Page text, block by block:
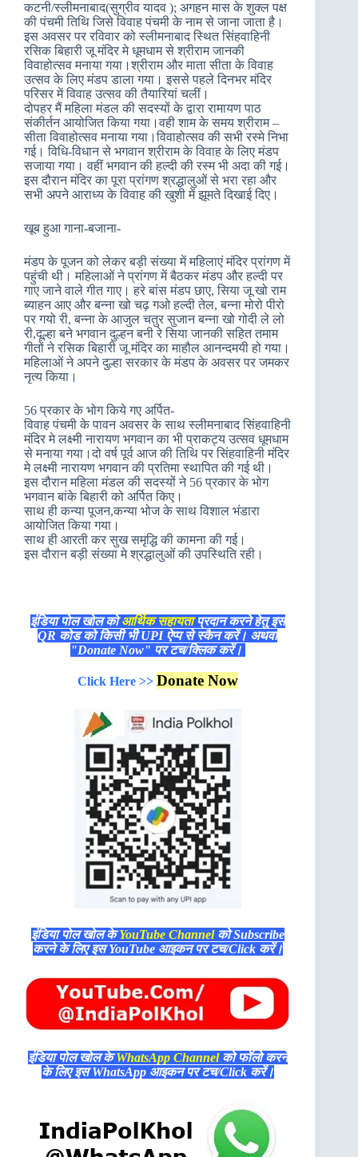
कटनी/स्लीमनाबाद(सुग्रीव यादव ); अगहन मास के शुक्ल पक्ष
की पंचमी तिथि जिसे विवाह पंचमी के नाम से जाना जाता है।
इस अवसर पर रविवार को स्लीमनाबाद स्थित सिंहवाहिनी
रसिक बिहारी जू मंदिर मे धूमधाम से श्रीराम जानकी
विवाहोत्सव मनाया गया।श्रीराम और माता सीता के विवाह
उत्सव के लिए मंडप डाला गया। इससे पहले दिनभर मंदिर
परिसर में विवाह उत्सव की तैयारियां चलीं।
दोपहर मैं महिला मंडल की सदस्यों के द्वारा रामायण पाठ
संकीर्तन आयोजित किया गया।वही शाम के समय श्रीराम –
सीता विवाहोत्सव मनाया गया।विवाहोत्सव की सभी रस्मे निभा
गई। विधि-विधान से भगवान श्रीराम के विवाह के लिए मंडप
सजाया गया। वहीं भगवान की हल्दी की रस्म भी अदा की गई।
इस दौरान मंदिर का पूरा प्रांगण श्रद्धालुओं से भरा रहा और
सभी अपने आराध्य के विवाह की खुशी में झूमते दिखाई दिए।
खूब हुआ गाना-बजाना-
मंडप के पूजन को लेकर बड़ी संख्या में महिलाएं मंदिर प्रांगण में
पहुंची थी। महिलाओं ने प्रांगण में बैठकर मंडप और हल्दी पर
गाए जाने वाले गीत गाए। हरे बांस मंडप छाए, सिया जू खो राम
ब्याहन आए और बन्ना खो चढ़ गओ हल्दी तेल, बन्ना मोरो पीरो
पर गयो री, बन्ना के आजुल चतुर सुजान बन्ना खो गोदी ले लो
री,दूल्हा बने भगवान दुल्हन बनी रे सिया जानकी सहित तमाम
गीतों ने रसिक बिहारी जू मंदिर का माहौल आनन्दमयी हो गया।
महिलाओं ने अपने दुल्हा सरकार के मंडप के अवसर पर जमकर
नृत्य किया।
56 प्रकार के भोग किये गए अर्पित-
विवाह पंचमी के पावन अवसर के साथ स्लीमनाबाद सिंहवाहिनी
मंदिर मे लक्ष्मी नारायण भगवान का भी प्राकट्य उत्सव धूमधाम
से मनाया गया।दो वर्ष पूर्व आज की तिथि पर सिंहवाहिनी मंदिर
मे लक्ष्मी नारायण भगवान की प्रतिमा स्थापित की गई थी।
इस दौरान महिला मंडल की सदस्यों ने 56 प्रकार के भोग
भगवान बांके बिहारी को अर्पित किए।
साथ ही कन्या पूजन,कन्या भोज के साथ विशाल भंडारा
आयोजित किया गया।
साथ ही आरती कर सुख समृद्धि की कामना की गई।
इस दौरान बड़ी संख्या मे श्रद्धालुओं की उपस्थिति रही।
इंडिया पोल खोल कोआर्थिक सहायताप्रदान करने हेतु इस
QR कोड को किसी भी UPI ऐप्प से स्कैन करें। अथवा
"Donate Now" पर टच/क्लिक करें।
Click Here >> Donate Now
इंडिया पोल खोल केYouTube Channelको Subscribe
करने के लिए इस YouTube आइकन पर टच/Click करें।
इंडिया पोल खोल केWhatsApp Channelको फॉलो करने
के लिए इस WhatsApp आइकन पर टच/Click करें।